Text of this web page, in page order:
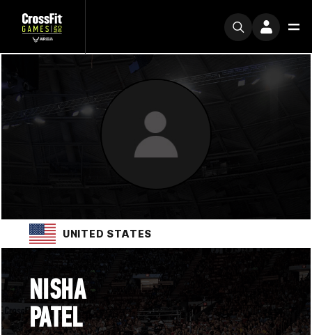
UNITED STATES
NISHA
PATEL